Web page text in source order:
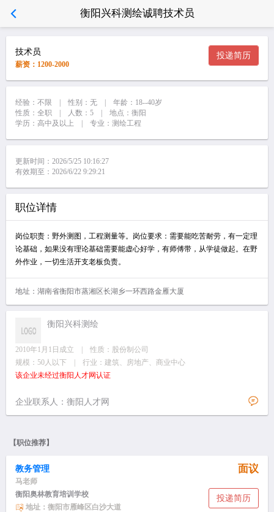
衡阳兴科测绘诚聘技术员
技术员 投递简历
薪资：1200-2000
经验：不限 | 性别：无 | 年龄：18--40岁
性质：全职 | 人数：5 | 地点：衡阳
学历：高中及以上 | 专业：测绘工程
更新时间：2026/5/25 10:16:27
有效期至：2026/6/22 9:29:21
职位详情
岗位职责：野外测图，工程测量等。岗位要求：需要能吃苦耐劳，有一定理
论基础，如果没有理论基础需要能虚心好学，有师傅带，从学徒做起。在野
外作业，一切生活开支老板负责。
地址：湖南省衡阳市蒸湘区长湖乡一环西路金雁大厦
衡阳兴科测绘
2010年1月1日成立 | 性质：股份制公司
规模：50人以下 | 行业：建筑、房地产、商业中心
该企业未经过衡阳人才网认证
企业联系人：衡阳人才网
【职位推荐】
教务管理 面议
马老师
投递简历
衡阳奥林教育培训学校
地址：衡阳市雁峰区白沙大道